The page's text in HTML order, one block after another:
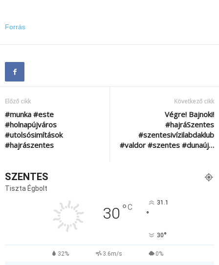
Forrás
Előző cikk
#munka #este
#holnapújváros
#utolsósimítások
#hajrászentes
Következő cikk
Végre! Bajnoki!
#hajráSzentes
#szentesivízilabdaklub
#valdor #szentes #dunaúj…
SZENTES
Tiszta Égbolt
30 °C 31.1
°
30°
32% 3.6m/s 0%